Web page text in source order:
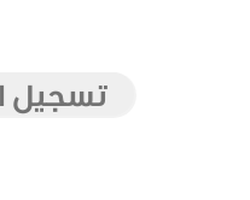
تسجيل